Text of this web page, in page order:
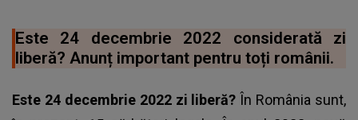
Este 24 decembrie 2022 considerată zi
liberă? Anunț important pentru toți românii.
Este 24 decembrie 2022 zi liberă? În România sunt,